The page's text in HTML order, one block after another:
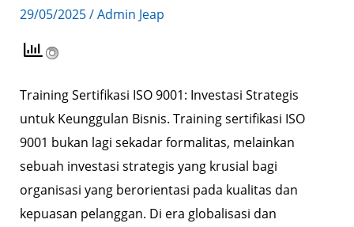
29/05/2025/Admin Jeap
Training Sertifikasi ISO 9001: Investasi Strategis
untuk Keunggulan Bisnis. Training sertifikasi ISO
9001 bukan lagi sekadar formalitas, melainkan
sebuah investasi strategis yang krusial bagi
organisasi yang berorientasi pada kualitas dan
kepuasan pelanggan. Di era globalisasi dan
Investasi
Strategis
Keunggulan
Bisnis